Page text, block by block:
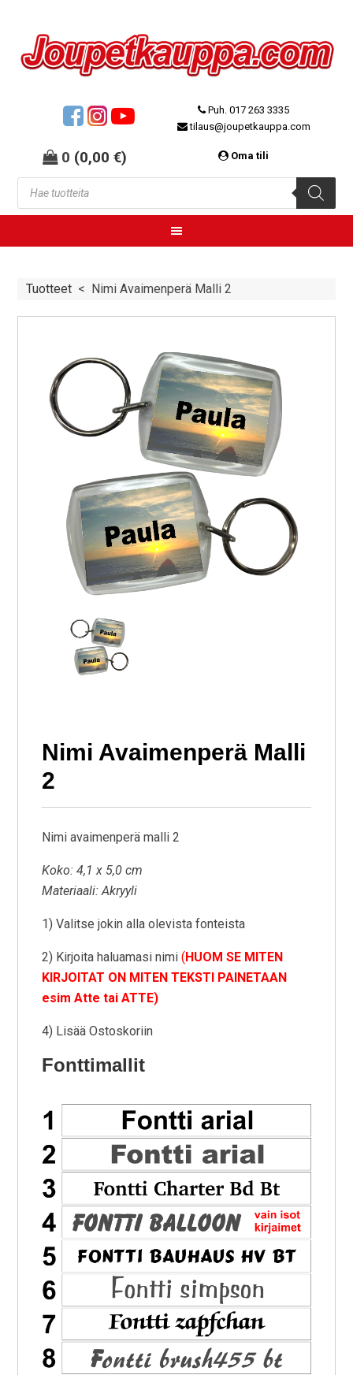
0 (0,00€)
Puh. 017 263 3335
tilaus@joupetkauppa.com
Oma tili
Tuotteet < Nimi Avaimenperä Malli 2
Nimi Avaimenperä Malli
2
Nimi avaimenperä malli 2
Koko: 4,1 x 5,0 cm
Materiaali: Akryyli
1) Valitse jokin alla olevista fonteista
2) Kirjoita haluamasi nimi( HUOM SE MITEN
KIRJOITAT ON MITEN TEKSTI PAINETAAN
esim Atte tai ATTE)
4) Lisää Ostoskoriin
Fonttimallit